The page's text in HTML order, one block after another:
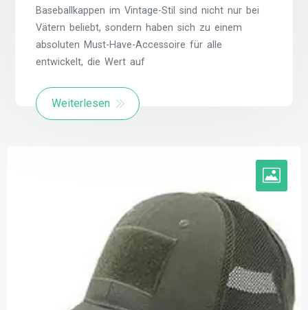
Baseballkappen im Vintage-Stil sind nicht nur bei
Vätern beliebt, sondern haben sich zu einem
absoluten Must-Have-Accessoire für alle
entwickelt, die Wert auf
Weiterlesen